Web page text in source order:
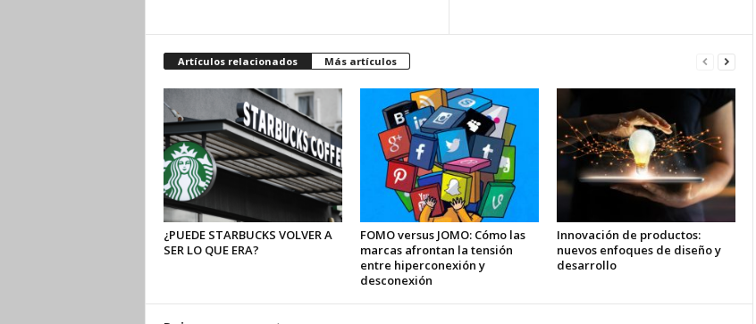
Artículos relacionados Más artículos
¿PUEDE STARBUCKS VOLVER A
SER LO QUE ERA?
FOMO versus JOMO: Cómo las
marcas afrontan la tensión
entre hiperconexión y
desconexión
Innovación de productos:
nuevos enfoques de diseño y
desarrollo